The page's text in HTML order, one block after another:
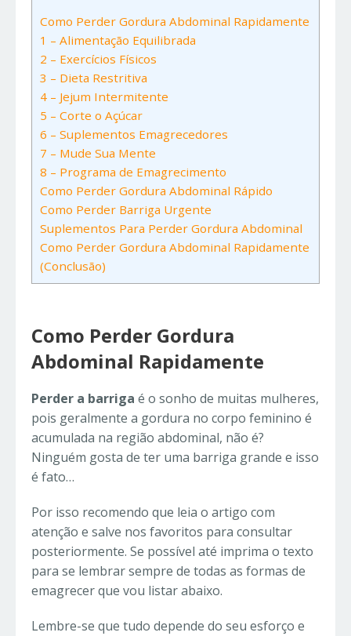
Como Perder Gordura Abdominal Rapidamente
1 – Alimentação Equilibrada
2 – Exercícios Físicos
3 – Dieta Restritiva
4 – Jejum Intermitente
5 – Corte o Açúcar
6 – Suplementos Emagrecedores
7 – Mude Sua Mente
8 – Programa de Emagrecimento
Como Perder Gordura Abdominal Rápido
Como Perder Barriga Urgente
Suplementos Para Perder Gordura Abdominal
Como Perder Gordura Abdominal Rapidamente
(Conclusão)
Como Perder Gordura
Abdominal Rapidamente
Perder a barriga é o sonho de muitas mulheres,
pois geralmente a gordura no corpo feminino é
acumulada na região abdominal, não é?
Ninguém gosta de ter uma barriga grande e isso
é fato…
Por isso recomendo que leia o artigo com
atenção e salve nos favoritos para consultar
posteriormente. Se possível até imprima o texto
para se lembrar sempre de todas as formas de
emagrecer que vou listar abaixo.
Lembre-se que tudo depende do seu esforço e